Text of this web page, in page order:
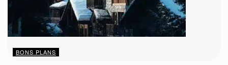
BONS PLANS